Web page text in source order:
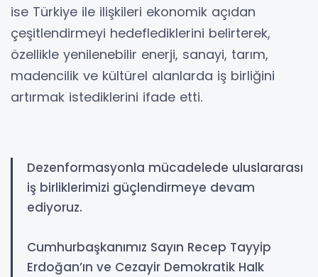
ise Türkiye ile ilişkileri ekonomik açıdan
çeşitlendirmeyi hedeflediklerini belirterek,
özellikle yenilenebilir enerji, sanayi, tarım,
madencilik ve kültürel alanlarda iş birliğini
artırmak istediklerini ifade etti.
Dezenformasyonla mücadelede uluslararası
iş birliklerimizi güçlendirmeye devam
ediyoruz.
Cumhurbaşkanımız Sayın Recep Tayyip
Erdoğan’ın ve Cezayir Demokratik Halk